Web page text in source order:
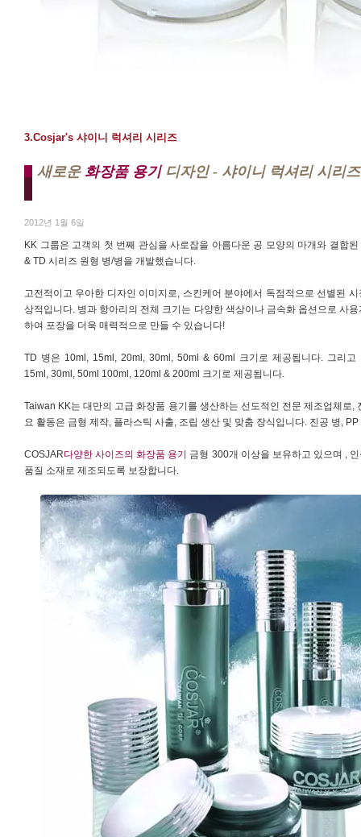
3.Cosjar's 샤이니 럭셔리 시리즈
새로운 화장품 용기디자인 - 샤이니 럭셔리 시리즈
2012년 1월 6일
KK 그룹은 고객의 첫 번째 관심을 사로잡을 아름다운 공 모양의 마개와 결합
& TD 시리즈 원형 병/병을 개발했습니다.
고전적이고 우아한 디자인 이미지로, 스킨케어 분야에서 독점적으로 선별된 시
상적입니다. 병과 항아리의 전체 크기는 다양한 색상이나 금속화 옵션으로 사용
하여 포장을 더욱 매력적으로 만들 수 있습니다!
TD 병은 10ml, 15ml, 20ml, 30ml, 50ml & 60ml 크기로 제공됩니다. 그리고
15ml, 30ml, 50ml 100ml, 120ml & 200ml 크기로 제공됩니다.
Taiwan KK는 대만의 고급 화장품 용기를 생산하는 선도적인 전문 제조업체로
요 활동은 금형 제작, 플라스틱 사출, 조립 생산 및 맞춤 장식입니다. 진공 병,
COSJAR다양한 사이즈의 화장품 용기
금형 300개 이상을 보유하고 있으며 ,
품질 소재로 제조되도록 보장합니다.